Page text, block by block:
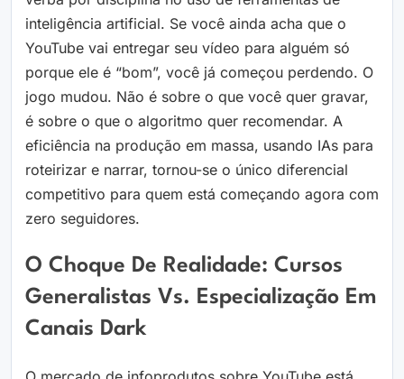
inteligência artificial. Se você ainda acha que o
YouTube vai entregar seu vídeo para alguém só
porque ele é “bom”, você já começou perdendo. O
jogo mudou. Não é sobre o que você quer gravar,
é sobre o que o algoritmo quer recomendar. A
eficiência na produção em massa, usando IAs para
roteirizar e narrar, tornou-se o único diferencial
competitivo para quem está começando agora com
zero seguidores.
O Choque De Realidade: Cursos
Generalistas Vs. Especialização Em
Canais Dark